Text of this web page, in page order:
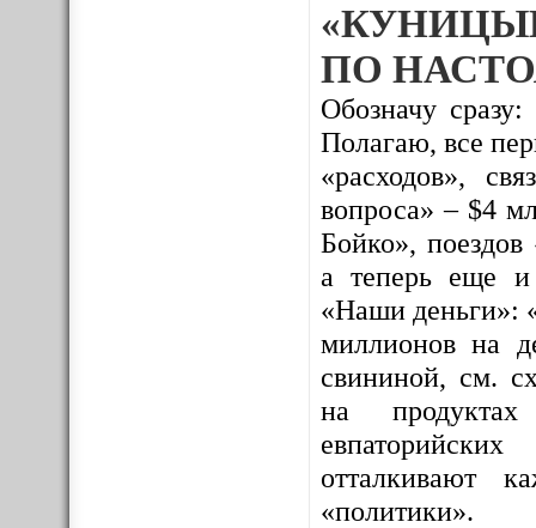
ПО
Обозначу
Полагаю, все
«расходов»,
вопроса» – $4
Бойко»,
а теперь еще и
«Наши деньги»:
миллионов на
свининой, см.
на продуктах
отталкивают
«политики».